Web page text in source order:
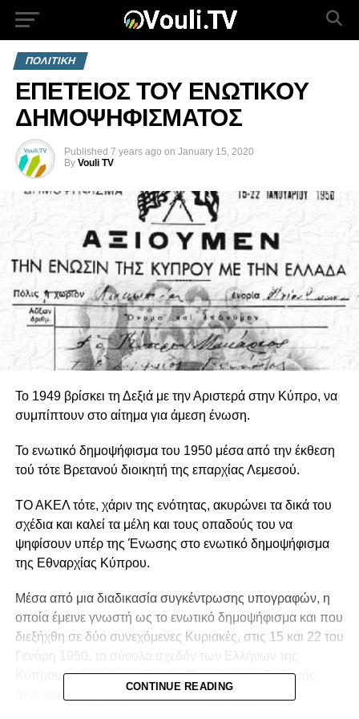
ΠΟΛΙΤΙΚΗ
ΕΠΕΤΕΙΟΣ ΤΟΥ ΕΝΩΤΙΚΟΥ
ΔΗΜΟΨΗΦΙΣΜΑΤΟΣ
Published 7 years ago on January 15, 2020
By Vouli TV
Το 1949 βρίσκει τη Δεξιά με την Αριστερά στην Κύπρο, να
συμπίπτουν στο αίτημα για άμεση ένωση.
Το ενωτικό δημοψήφισμα του 1950 μέσα από την έκθεση
τού τότε Βρετανού διοικητή της επαρχίας Λεμεσού.
ΤΟ ΑΚΕΛ τότε, χάριν της ενότητας, ακυρώνει τα δικά του
σχέδια και καλεί τα μέλη και τους οπαδούς του να
ψηφίσουν υπέρ της Ένωσης στο ενωτικό δημοψήφισμα
της Εθναρχίας Κύπρου.
Μέσα από μια διαδικασία συγκέντρωσης υπογραφών, η
οποία έμεινε γνωστή ως το ενωτικό δημοψήφισμα και που
διεξήχθη σε δύο συνεχόμενες Κυριακές,­ στις 15 και 22 του
Γενάρη 1950,­ το σύνολο σχεδόν των Ελλήνων της
Κύπρου υπέγραψαν υπέρ της Ένωσης της ιδιαίτερής
τους πατρίδας με την Ελλάδα. Για την ακρίβεια
CONTINUE READING